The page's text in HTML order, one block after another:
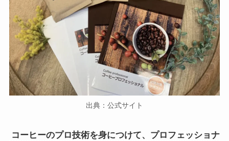
出典：公式サイト
コーヒーのプロ技術を身につけて、プロフェッショナ